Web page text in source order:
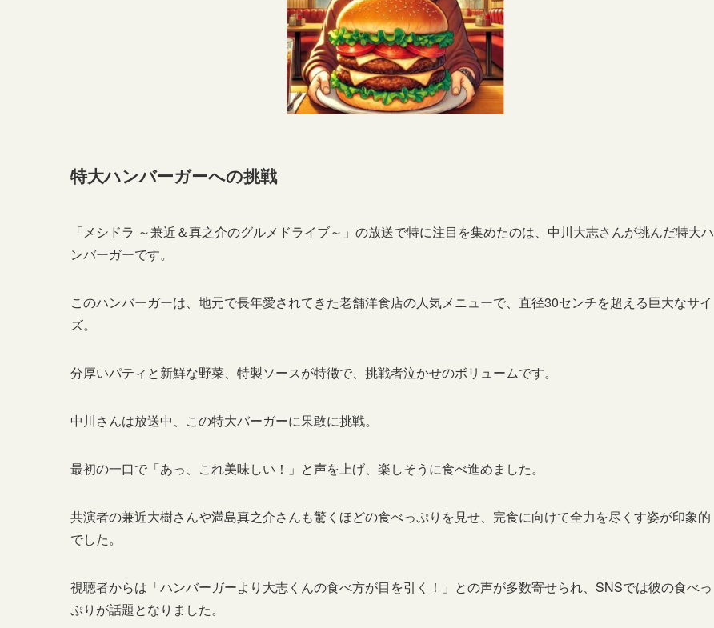
特大ハンバーガーへの挑戦
「メシドラ ～兼近＆真之介のグルメドライブ～」の放送で特に注目を集めたのは、中川大志さんが挑んだ特大ハ
ンバーガーです。
このハンバーガーは、地元で長年愛されてきた老舗洋食店の人気メニューで、直径30センチを超える巨大なサイ
ズ。
分厚いパティと新鮮な野菜、特製ソースが特徴で、挑戦者泣かせのボリュームです。
中川さんは放送中、この特大バーガーに果敢に挑戦。
最初の一口で「あっ、これ美味しい！」と声を上げ、楽しそうに食べ進めました。
共演者の兼近大樹さんや満島真之介さんも驚くほどの食べっぷりを見せ、完食に向けて全力を尽くす姿が印象的
でした。
視聴者からは「ハンバーガーより大志くんの食べ方が目を引く！」との声が多数寄せられ、SNSでは彼の食べっ
ぷりが話題となりました。